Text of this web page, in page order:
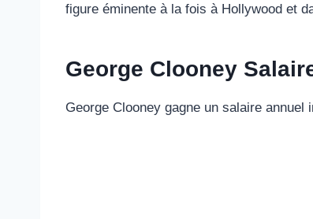
figure éminente à la fois à Hollywood et
George Clooney
George Clooney gagne un salaire